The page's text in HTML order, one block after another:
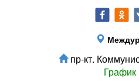
пр-кт.
График